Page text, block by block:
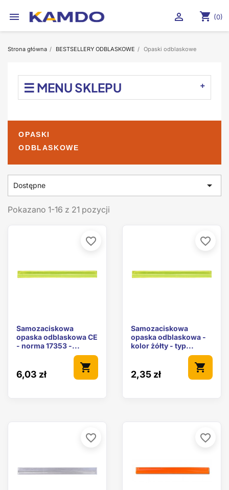
 shopping_cart (0)

Strona główna BESTSELLERY ODBLASKOWE Opaski odblaskowe
☰ MENU SKLEPU
OPASKI
ODBLASKOWE
Dostępne 
Pokazano 1-16 z 21 pozycji
Samozaciskowa
opaska odblaskowa CE
- norma 17353 -...
6,03 zł
shopping_cart
favorite_border
Samozaciskowa
opaska odblaskowa -
kolor żółty - typ...
2,35 zł
shopping_cart
favorite_border
favorite_border favorite_border